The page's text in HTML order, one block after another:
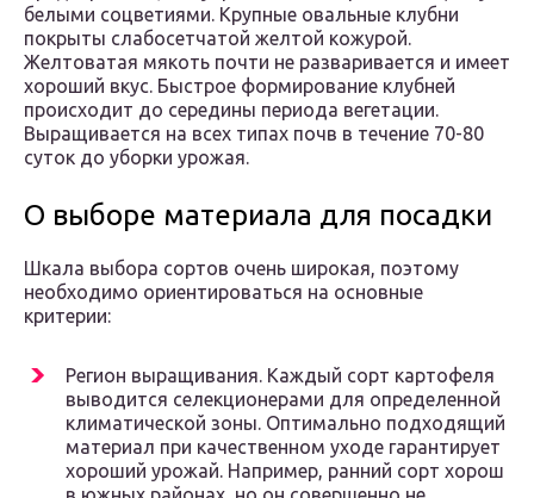
белыми соцветиями. Крупные овальные клубни
покрыты слабосетчатой желтой кожурой.
Желтоватая мякоть почти не разваривается и имеет
хороший вкус. Быстрое формирование клубней
происходит до середины периода вегетации.
Выращивается на всех типах почв в течение 70-80
суток до уборки урожая.
О выборе материала для посадки
Шкала выбора сортов очень широкая, поэтому
необходимо ориентироваться на основные
критерии:
Регион выращивания. Каждый сорт картофеля
выводится селекционерами для определенной
климатической зоны. Оптимально подходящий
материал при качественном уходе гарантирует
хороший урожай. Например, ранний сорт хорош